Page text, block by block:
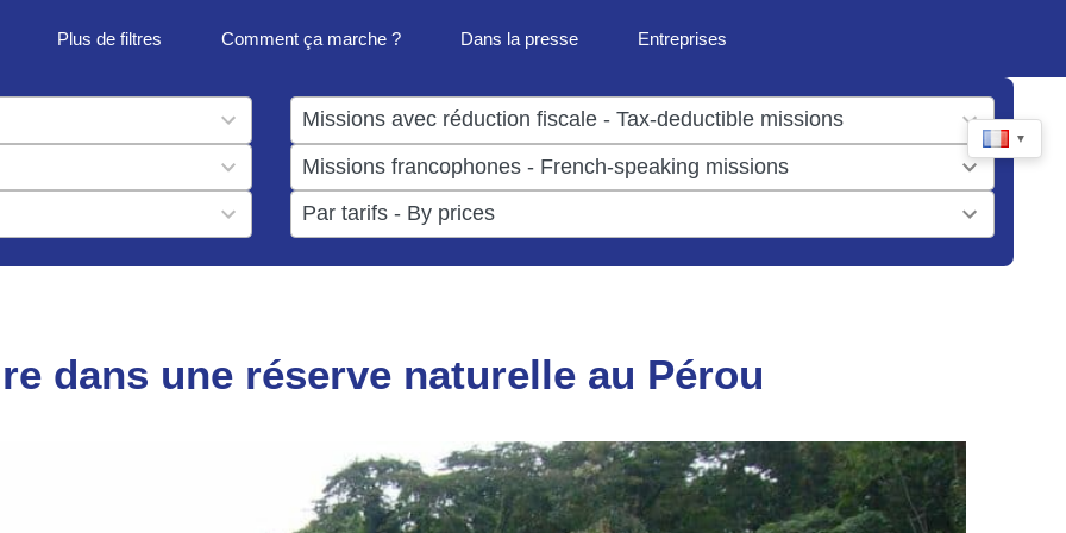
Plus de filtres Comment ça marche ? Dans la presse Entreprises
▼
result
available
result
available
results
available
dans une réserve naturelle au Pérou